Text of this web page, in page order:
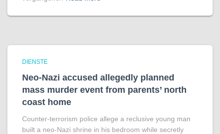
DIENSTE
Neo-Nazi accused allegedly planned
mass murder event from parents’ north
coast home
Counter-terrorism police allege a reclusive young man
built a neo-Nazi shrine in his bedroom while secretly